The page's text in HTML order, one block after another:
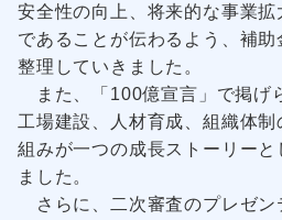
安全性の向上、将来的な事業
であることが伝わるよう、補助
整理していきました。
また、「100億宣言」で掲げ
工場建設、人材育成、組織体制
組みが一つの成長ストーリーと
ました。
さらに、二次審査のプレゼン